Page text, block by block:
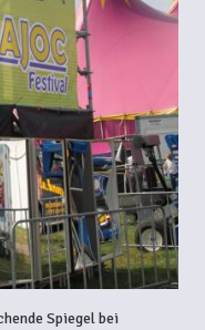
Spiegel bei